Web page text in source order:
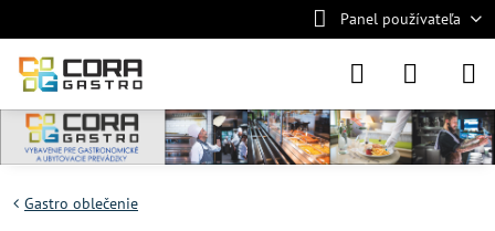
Panel používateľa
Gastro oblečenie